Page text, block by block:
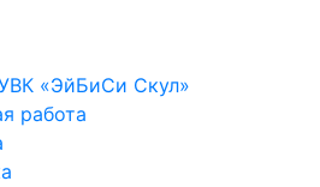
«ЭйБиСи Скул»
работа